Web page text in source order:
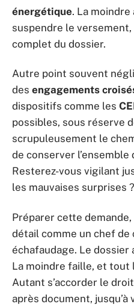
énergétique. La
suspendre le versement,
complet du dossier.
Autre point souvent
des engagements
dispositifs comme les
possibles, sous réserve
scrupuleusement le
de conserver
Resterez-vous vigilant
les mauvaises surprises ?
Préparer cette
détail comme un chef de
échafaudage. Le dossier
La moindre faille, et tout
Autant s’accorder le
après document,